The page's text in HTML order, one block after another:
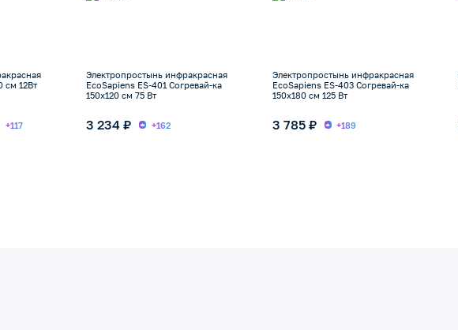
см 12Вт
+117
Электропростынь инфракрасная
EcoSapiens ES-401 Согревай-ка
150х120 см 75 Вт
3 234 ₽ +162
Электропростынь инфракрасная
EcoSapiens ES-403 Согревай-ка
150х180 см 125 Вт
3 785 ₽ +189